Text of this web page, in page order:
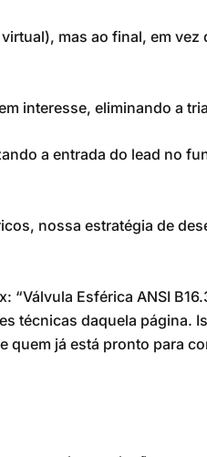
mas ao final, em
interesse, eliminando a
a entrada do lead no
nossa estratégia de
Esférica ANSI
técnicas daquela página.
quem já está pronto para